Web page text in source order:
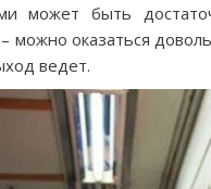
может быть
оказаться
ведет.